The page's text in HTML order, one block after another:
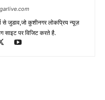
जुडाव,जो कुशीनगर लोकप्रिय न्यूज़
साइट पर विजिट करते है.